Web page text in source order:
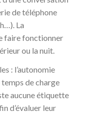
de téléphone
La
faire fonctionner
ou la nuit.
: l’autonomie
temps de charge
aucune étiquette
d’évaluer leur